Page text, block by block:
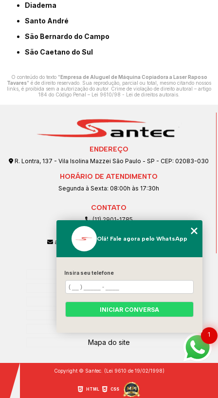
Diadema
Santo André
São Bernardo do Campo
São Caetano do Sul
O conteúdo do texto "Empresa de Aluguel de Máquina Copiadora a Laser Raposo
Tavares" é de direito reservado. Sua reprodução, parcial ou total, mesmo citando nossos
links, é proibida sem a autorização do autor. Crime de violação de direito autoral – artigo
184 do Código Penal – Lei 9610/98 - Lei de direitos autorais
ENDEREÇO
R. Lontra, 137 - Vila Isolina Mazzei São Paulo - SP - CEP: 02083-030
HORÁRIO DE ATENDIMENTO
Segunda à Sexta: 08:00h às 17:30h
CONTATO
(11) 2901-1785
(11) 99239-1832
atendimento@santeccopiadoras.com.br
Home
Empresa
SERVIÇOS
Contato
Mapa do site
Copyright © Santec. (Lei 9610 de 19/02/1998)
HTML CSS
1
Olá! Fale agora pelo WhatsApp
Insira seu telefone
INICIAR CONVERSA